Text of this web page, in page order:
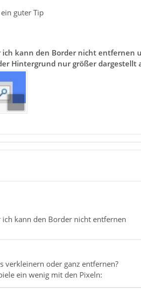
guter Tip
ich kann den Border nicht entfernen
Hintergrund nur größer dargestellt
kann den Border nicht entfernen
verkleinern oder ganz entfernen?
ein wenig mit den Pixeln: